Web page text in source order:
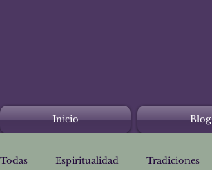
Inicio Blog
Todas Espiritualidad Tradiciones